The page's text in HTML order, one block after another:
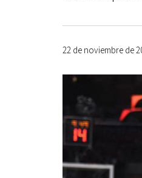
22 de noviembre de